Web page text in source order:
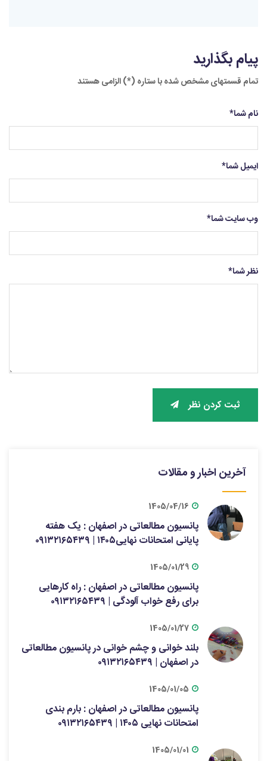
پیام بگذارید
تمام قسمتهای مشخص شده با ستاره (*) الزامی هستند
نام شما*
ایمیل شما*
وب سایت شما*
نظر شما*
ثبت کردن نظر
آخرین اخبار و مقالات
1405/04/16
پانسیون مطالعاتی در اصفهان : یک هفته
پایانی امتحانات نهایی۱۴۰۵ | ۰۹۱۳۲۱۶۵۴۳۹
1405/01/29
پانسیون مطالعاتی در اصفهان : راه کارهایی
برای رفع خواب آلودگی | ۰۹۱۳۲۱۶۵۴۳۹
1405/01/27
بلند خوانی و چشم خوانی در پانسیون مطالعاتی
در اصفهان | ۰۹۱۳۲۱۶۵۴۳۹
1405/01/05
پانسیون مطالعاتی در اصفهان : بارم بندی
امتحانات نهایی ۱۴۰۵ | ۰۹۱۳۲۱۶۵۴۳۹
1405/01/01